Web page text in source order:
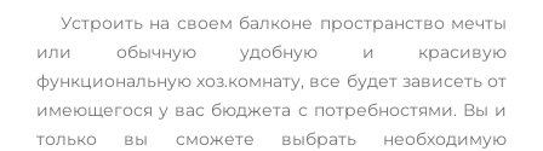
Устроить на своем балконе пространство мечты
или обычную удобную и красивую
функциональную хоз.комнату, все будет зависеть от
имеющегося у вас бюджета с потребностями. Вы и
только вы сможете выбрать необходимую